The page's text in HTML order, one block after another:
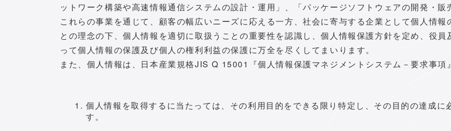
ットワーク構築や高速情報通信システムの設計・運用」、「パッケージソフトウェアの開発・販
これらの事業を通じて、顧客の幅広いニーズに応える一方、社会に寄与する企業として個人情
との理念の下、個人情報を適切に取扱うことの重要性を認識し、個人情報保護方針を定め、役
って個人情報の保護及び個人の権利利益の保護に万全を尽くしてまいります。
また、個人情報は、日本産業規格JIS Q 15001『個人情報保護マネジメントシステム－要求事項
個人情報を取得するに当たっては、その利用目的をできる限り特定し、その目的の達成に
す。